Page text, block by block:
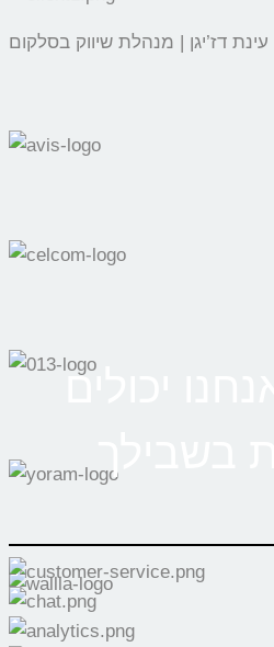
עינת דז’יגן | מנהלת שיווק בסלקום
יכולים